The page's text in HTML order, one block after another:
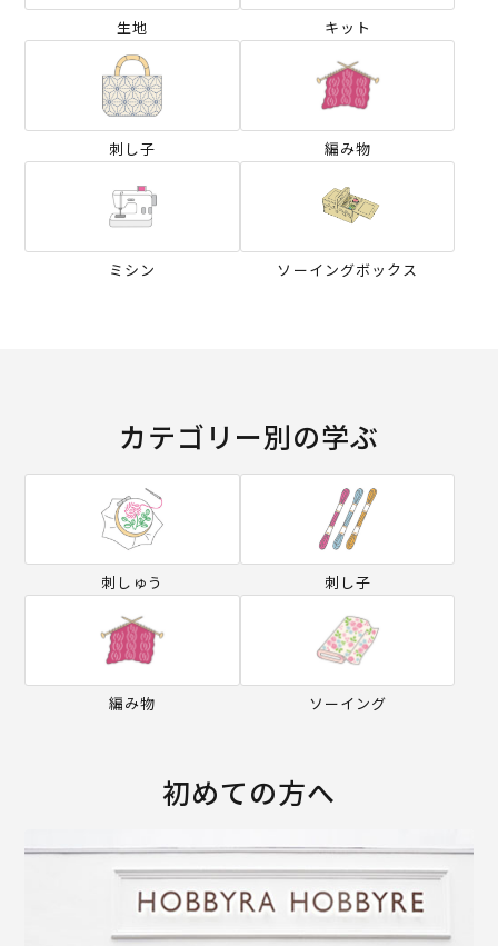
生地 キット
刺し子 編み物
ミシン ソーイングボックス
カテゴリー別の学ぶ
刺しゅう 刺し子
編み物 ソーイング
初めての方へ